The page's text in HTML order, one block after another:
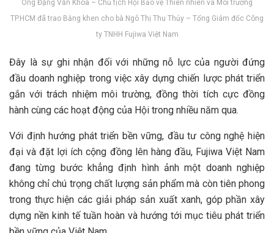
Ông Đặng Văn Khoa – Chủ tịch Hội Bảo vệ Thiên nhiên và Môi trường
TP.HCM đã trao Bằng khen cho bà Ngô Thị Thu Thủy – Tổng Giám đốc Công
ty TNHH Fujiwa Việt Nam
Đây là sự ghi nhận đối với những nỗ lực của người đứng
đầu doanh nghiệp trong việc xây dựng chiến lược phát triển
gắn với trách nhiệm môi trường, đồng thời tích cực đồng
hành cùng các hoạt động của Hội trong nhiều năm qua.
Với định hướng phát triển bền vững, đầu tư công nghệ hiện
đại và đặt lợi ích cộng đồng lên hàng đầu, Fujiwa Việt Nam
đang từng bước khẳng định hình ảnh một doanh nghiệp
không chỉ chú trọng chất lượng sản phẩm mà còn tiên phong
trong thực hiện các giải pháp sản xuất xanh, góp phần xây
dựng nền kinh tế tuần hoàn và hướng tới mục tiêu phát triển